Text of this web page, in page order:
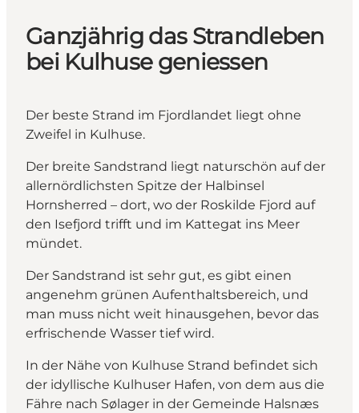
Ganzjährig das Strandleben
bei Kulhuse geniessen
Der beste Strand im Fjordlandet liegt ohne
Zweifel in Kulhuse.
Der breite Sandstrand liegt naturschön auf der
allernördlichsten Spitze der Halbinsel
Hornsherred – dort, wo der Roskilde Fjord auf
den Isefjord trifft und im Kattegat ins Meer
mündet.
Der Sandstrand ist sehr gut, es gibt einen
angenehm grünen Aufenthaltsbereich, und
man muss nicht weit hinausgehen, bevor das
erfrischende Wasser tief wird.
In der Nähe von Kulhuse Strand befindet sich
der idyllische Kulhuser Hafen, von dem aus die
Fähre nach Sølager in der Gemeinde Halsnæs